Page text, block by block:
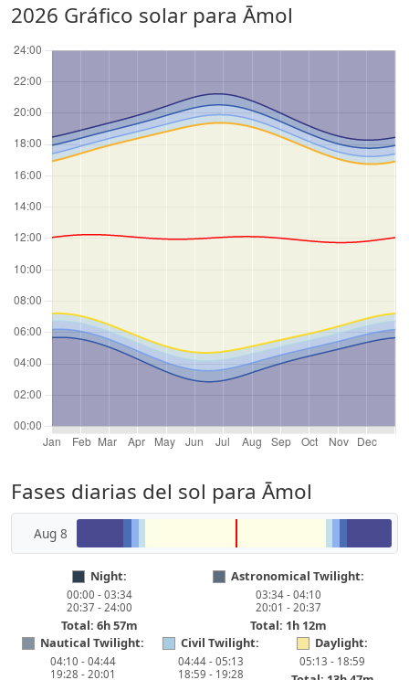
2026 Gráfico solar para Āmol
Fases diarias del sol para Āmol
Aug 8
Night:
00:00 - 03:34
20:37 - 24:00
Total: 6h 57m
Astronomical Twilight:
03:34 - 04:10
20:01 - 20:37
Total: 1h 12m
Nautical Twilight:
04:10 - 04:44
19:28 - 20:01
Civil Twilight:
04:44 - 05:13
18:59 - 19:28
Daylight:
05:13 - 18:59